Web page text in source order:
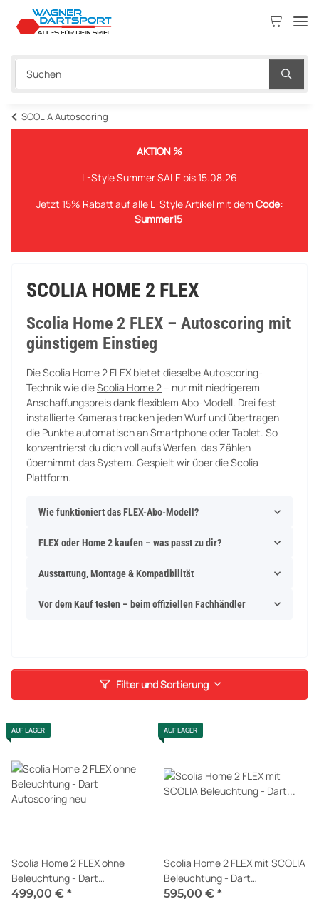
SCOLIA Autoscoring
AKTION %
L-Style Summer SALE bis 15.08.26
Jetzt 15% Rabatt auf alle L-Style Artikel mit dem Code:
Summer15
SCOLIA HOME 2 FLEX
Scolia Home 2 FLEX – Autoscoring mit
günstigem Einstieg
Die Scolia Home 2 FLEX bietet dieselbe Autoscoring-
Technik wie dieScolia Home 2 – nur mit niedrigerem
Anschaffungspreis dank flexiblem Abo-Modell. Drei fest
installierte Kameras tracken jeden Wurf und übertragen
die Punkte automatisch an Smartphone oder Tablet. So
konzentrierst du dich voll aufs Werfen, das Zählen
übernimmt das System. Gespielt wir über die Scolia
Plattform.
Wie funktioniert das FLEX-Abo-Modell?
FLEX oder Home 2 kaufen – was passt zu dir?
Ausstattung, Montage & Kompatibilität
Vor dem Kauf testen – beim offiziellen Fachhändler
Filter und Sortierung
AUF LAGER
Scolia Home 2 FLEX ohne
Beleuchtung - Dart
Autoscoring neu
499,00 € *
AUF LAGER
Scolia Home 2 FLEX mit SCOLIA
Beleuchtung - Dart
Autoscoring neu
595,00 € *